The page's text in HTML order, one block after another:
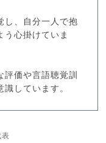
し、自分一人で抱
う心掛けていま
評価や言語聴覚訓
しています。
表